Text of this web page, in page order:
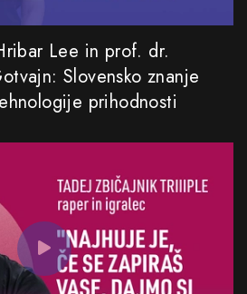
Lee in prof. dr.
Slovensko znanje
prihodnosti